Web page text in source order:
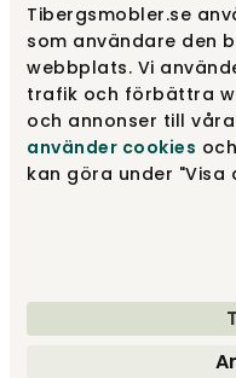
Tibergsmobler.se
som användare den
webbplats. Vi
trafik och förbättra
och annonser till
använder cookies
kan göra under "Visa
Sølvgrå | Sort
Sølvgrå |